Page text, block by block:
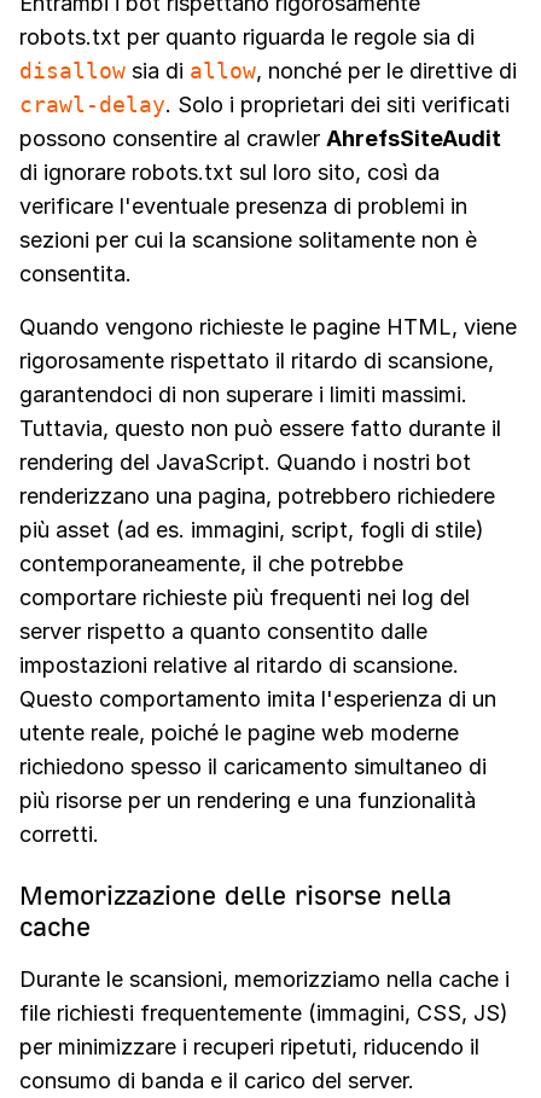
robots.txt per quanto riguarda le regole sia di
disallow sia di allow, nonché per le direttive di
crawl-delay. Solo i proprietari dei siti verificati
possono consentire al crawler AhrefsSiteAudit
di ignorare robots.txt sul loro sito, così da
verificare l'eventuale presenza di problemi in
sezioni per cui la scansione solitamente non è
consentita.
Quando vengono richieste le pagine HTML, viene
rigorosamente rispettato il ritardo di scansione,
garantendoci di non superare i limiti massimi.
Tuttavia, questo non può essere fatto durante il
rendering del JavaScript. Quando i nostri bot
renderizzano una pagina, potrebbero richiedere
più asset (ad es. immagini, script, fogli di stile)
contemporaneamente, il che potrebbe
comportare richieste più frequenti nei log del
server rispetto a quanto consentito dalle
impostazioni relative al ritardo di scansione.
Questo comportamento imita l'esperienza di un
utente reale, poiché le pagine web moderne
richiedono spesso il caricamento simultaneo di
più risorse per un rendering e una funzionalità
corretti.
Memorizzazione delle risorse nella
cache
Durante le scansioni, memorizziamo nella cache i
file richiesti frequentemente (immagini, CSS, JS)
per minimizzare i recuperi ripetuti, riducendo il
consumo di banda e il carico del server.